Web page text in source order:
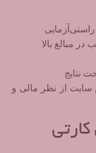
مبالغ بالا
نتایج
سایت از نظر مالی و
کارتی